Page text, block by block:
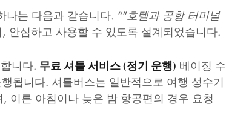
나는 다음과 같습니다. “"호텔과 공항 터미널
안심하고 사용할 수 있도록 설계되었습니다.
니다. 무료 셔틀 서비스 (정기 운행) 베이징 수
됩니다. 셔틀버스는 일반적으로 여행 성수기
이른 아침이나 늦은 밤 항공편의 경우 요청